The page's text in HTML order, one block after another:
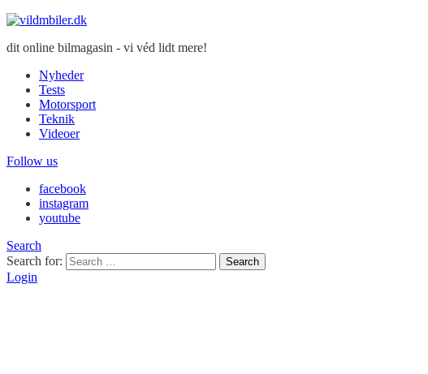
dit online bilmagasin - vi véd lidt mere!
Nyheder
Tests
Motorsport
Teknik
Videoer
Follow us
facebook
instagram
youtube
Search
Search for:
Search
Login